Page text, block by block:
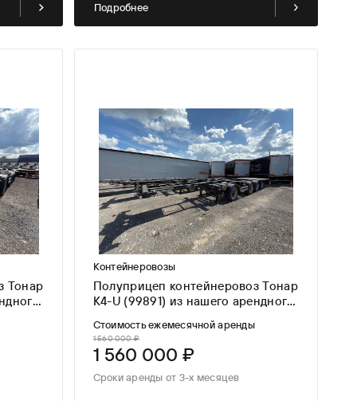
Подробнее
Тонар
Контейнеровозы
Полуприцеп контейнеровоз Тонар
K4-U (99891) из нашего арендного
Стоимость ежемесячной аренды
1 560 000 ₽
1 560 000 ₽
Сроки аренды от 3-х месяцев